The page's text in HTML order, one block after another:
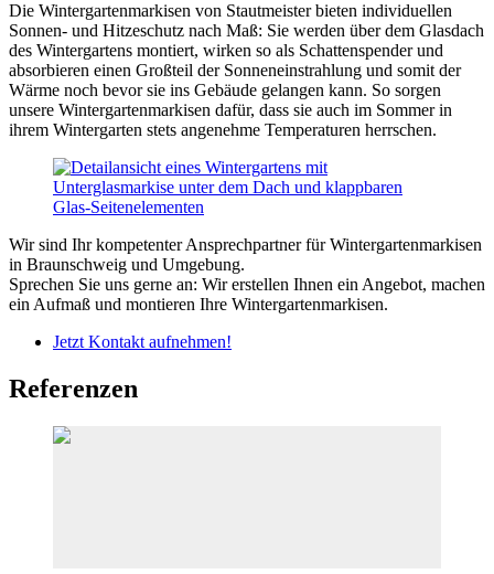
Die Wintergartenmarkisen von Stautmeister bieten individuellen
Sonnen- und Hitzeschutz nach Maß: Sie werden über dem Glasdach
des Wintergartens montiert, wirken so als Schattenspender und
absorbieren einen Großteil der Sonneneinstrahlung und somit der
Wärme noch bevor sie ins Gebäude gelangen kann. So sorgen
unsere Wintergartenmarkisen dafür, dass sie auch im Sommer in
ihrem Wintergarten stets angenehme Temperaturen herrschen.
Wir sind Ihr kompetenter Ansprechpartner für Wintergartenmarkisen
in Braunschweig und Umgebung.
Sprechen Sie uns gerne an: Wir erstellen Ihnen ein Angebot, machen
ein Aufmaß und montieren Ihre Wintergartenmarkisen.
Jetzt Kontakt aufnehmen!
Referenzen